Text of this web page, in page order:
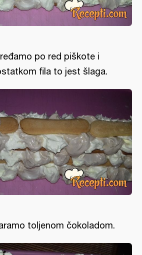
po red piškote i
fila to jest šlaga.
toljenom čokoladom.